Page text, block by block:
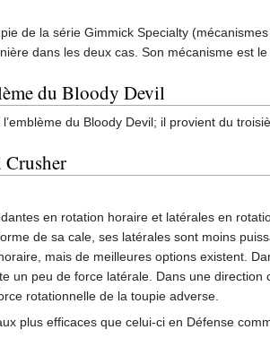
de la série Gimmick Specialty
dans les deux cas. Son mécanisme est
du Bloody Devil
du Bloody Devil; il provient du
en rotation horaire et latérales en
de sa cale, ses latérales sont moins
mais de meilleures options existent.
un peu de force latérale. Dans une
rotationnelle de la toupie adverse.
plus efficaces que celui-ci en Défense